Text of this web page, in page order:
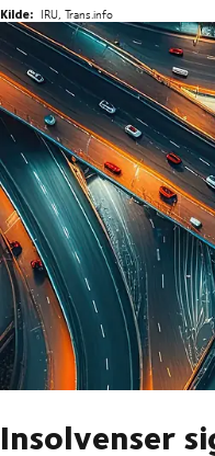
Kilde: IRU, Trans.info
Insolvenser